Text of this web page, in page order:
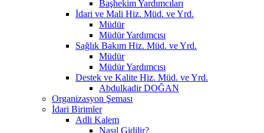
Başhekim Yardımcıları
İdari ve Mali Hiz. Müd. ve Yrd.
Müdür
Müdür Yardımcısı
Sağlık Bakım Hiz. Müd. ve Yrd.
Müdür
Müdür Yardımcısı
Destek ve Kalite Hiz. Müd. ve Yrd.
Abdulkadir DOĞAN
Organizasyon Şeması
İdari Birimler
Adli Kalem
Nasıl Gidilir?